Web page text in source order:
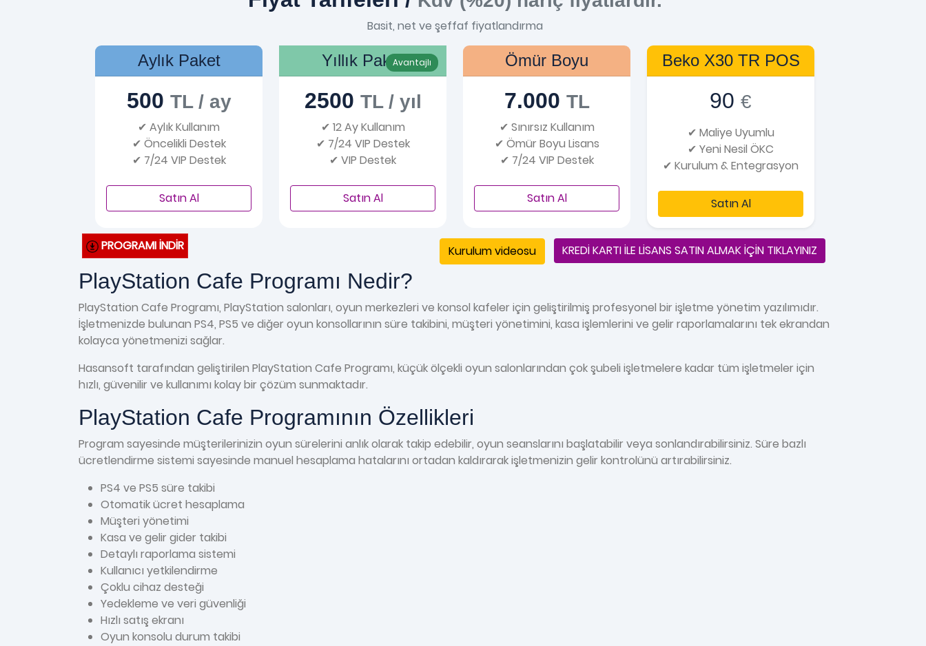
Basit, net ve şeffaf fiyatlandırma
Aylık Paket
500 TL / ay
✔ Aylık Kullanım
✔ Öncelikli Destek
✔ 7/24 VIP Destek
Satın Al
Avantajlı
Yıllık Paket
2500 TL / yıl
✔ 12 Ay Kullanım
✔ 7/24 VIP Destek
✔ VIP Destek
Satın Al
Ömür Boyu
7.000 TL
✔ Sınırsız Kullanım
✔ Ömür Boyu Lisans
✔ 7/24 VIP Destek
Satın Al
Beko X30 TR POS
90 €
✔ Maliye Uyumlu
✔ Yeni Nesil ÖKC
✔ Kurulum & Entegrasyon
Satın Al
PROGRAMI İNDİR KREDİ KARTI İLE LİSANS SATIN ALMAK İÇİN TIKLAYINIZ
Kurulum videosu
PlayStation Cafe Programı Nedir?
PlayStation Cafe Programı, PlayStation salonları, oyun merkezleri ve konsol kafeler için geliştirilmiş profesyonel bir işletme yönetim yazılımıdır.
İşletmenizde bulunan PS4, PS5 ve diğer oyun konsollarının süre takibini, müşteri yönetimini, kasa işlemlerini ve gelir raporlamalarını tek ekrandan
kolayca yönetmenizi sağlar.
Hasansoft tarafından geliştirilen PlayStation Cafe Programı, küçük ölçekli oyun salonlarından çok şubeli işletmelere kadar tüm işletmeler için
hızlı, güvenilir ve kullanımı kolay bir çözüm sunmaktadır.
PlayStation Cafe Programının Özellikleri
Program sayesinde müşterilerinizin oyun sürelerini anlık olarak takip edebilir, oyun seanslarını başlatabilir veya sonlandırabilirsiniz. Süre bazlı
ücretlendirme sistemi sayesinde manuel hesaplama hatalarını ortadan kaldırarak işletmenizin gelir kontrolünü artırabilirsiniz.
PS4 ve PS5 süre takibi
Otomatik ücret hesaplama
Müşteri yönetimi
Kasa ve gelir gider takibi
Detaylı raporlama sistemi
Kullanıcı yetkilendirme
Çoklu cihaz desteği
Yedekleme ve veri güvenliği
Hızlı satış ekranı
Oyun konsolu durum takibi